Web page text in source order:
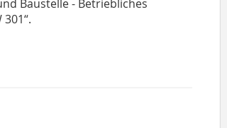
Baustelle - Betriebliches